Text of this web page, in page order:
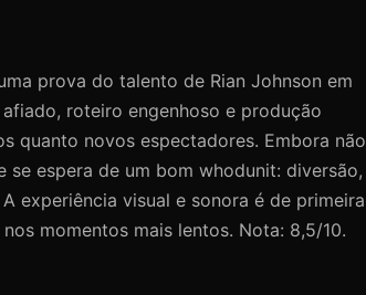
prova do talento de Rian Johnson em
roteiro engenhoso e produção
quanto novos espectadores. Embora não
espera de um bom whodunit: diversão,
experiência visual e sonora é de primeira
momentos mais lentos. Nota: 8,5/10.